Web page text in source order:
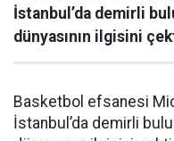
İstanbul’da demirli
dünyasının ilgisini
Basketbol efsanesi
İstanbul’da demirli